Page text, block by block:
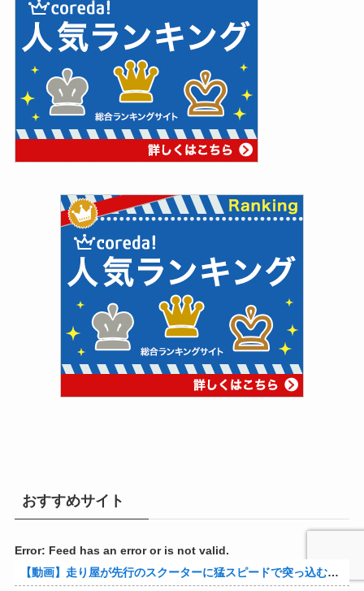
おすすめサイト
Error: Feed has an error or is not valid.
【動画】走り屋が先行のスクーターに猛スピードで突っ込む事故。